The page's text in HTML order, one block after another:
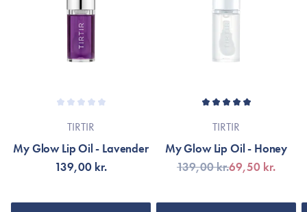
TIRTIR
My Glow Lip Oil - Lavender
139,00 kr.
TIRTIR
My Glow Lip Oil - Honey
139,00 kr.69,50 kr.